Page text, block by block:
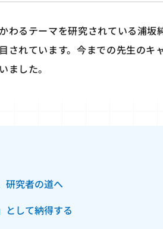
わるテーマを研究されている浦
されています。今までの先生のキ
ました。
研究者の道へ
として納得する